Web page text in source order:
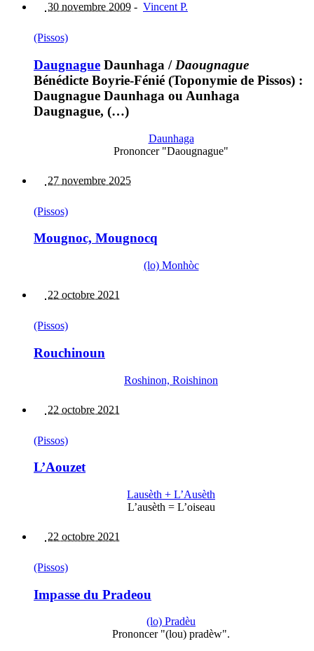
30 novembre 2009 - Vincent P.
(Pissos)
Daugnague Daunhaga / Daougnague
Bénédicte Boyrie-Fénié (Toponymie de Pissos) :
Daugnague Daunhaga ou Aunhaga
Daugnague, (…)
Daunhaga
Prononcer "Daougnague"
27 novembre 2025
(Pissos)
Mougnoc, Mougnocq
(lo) Monhòc
22 octobre 2021
(Pissos)
Rouchinoun
Roshinon, Roishinon
22 octobre 2021
(Pissos)
L’Aouzet
Lausèth + L’Ausèth
L’ausèth = L’oiseau
22 octobre 2021
(Pissos)
Impasse du Pradeou
(lo) Pradèu
Prononcer "(lou) pradèw".